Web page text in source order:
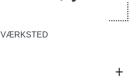
VÆRKSTED